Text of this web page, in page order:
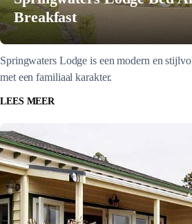
Breakfast
Springwaters Lodge is een modern en
met een familiaal karakter.
LEES MEER